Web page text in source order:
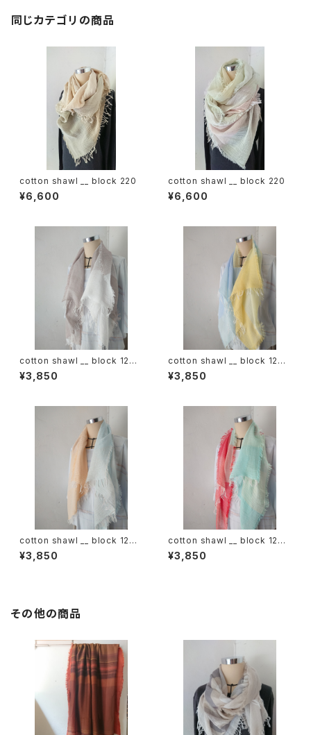
同じカテゴリの商品
cotton shawl __ block 220
¥6,600
cotton shawl __ block 220
¥6,600
cotton shawl __ block 120
白木蓮w
¥3,850
cotton shawl __ block 120
天泣w
¥3,850
cotton shawl __ block 120
朝朗w
¥3,850
cotton shawl __ block 120
春曙w
¥3,850
その他の商品